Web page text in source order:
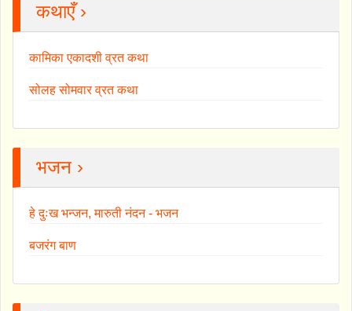
कथाएँ ›
कामिका एकादशी व्रत कथा
सोलह सोमवार व्रत कथा
भजन ›
हे दुःख भन्जन, मारुती नंदन - भजन
बजरंग बाण